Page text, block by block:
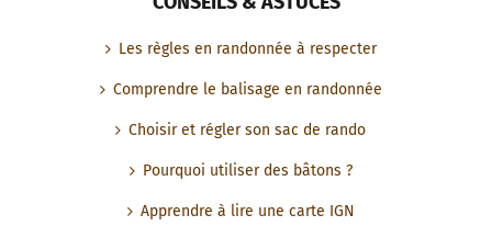
Les règles en randonnée à respecter
Comprendre le balisage en randonnée
Choisir et régler son sac de rando
Pourquoi utiliser des bâtons ?
Apprendre à lire une carte IGN